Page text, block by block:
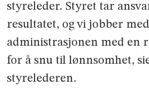
styreleder. Styret tar
resultatet, og vi jobber med
administrasjonen med en
for å snu til lønnsomhet,
styrelederen.